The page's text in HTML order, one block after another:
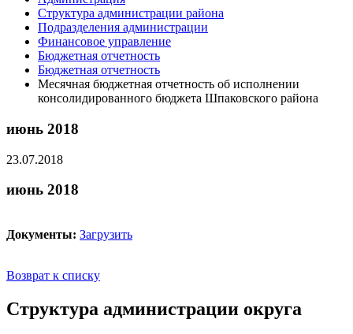
Структура администрации района
Подразделения администрации
Финансовое управление
Бюджетная отчетность
Бюджетная отчетность
Месячная бюджетная отчетность об исполнении
консолидированного бюджета Шпаковского района
июнь 2018
23.07.2018
июнь 2018
Документы: Загрузить
Возврат к списку
Структура администрации округа